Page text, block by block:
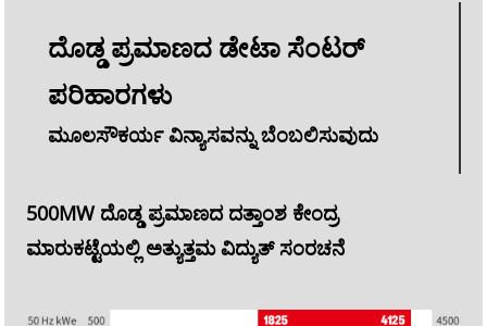
ದೊಡ್ಡ ಪ್ರಮಾಣದ ಡೇಟಾ ಸೆಂಟರ್
ಪರಿಹಾರಗಳು
ಮೂಲಸೌಕರ್ಯ ವಿನ್ಯಾಸವನ್ನು ಬೆಂಬಲಿಸುವುದು
500MW ದೊಡ್ಡ ಪ್ರಮಾಣದ ದತ್ತಾಂಶ ಕೇಂದ್ರ
ಮಾರುಕಟ್ಟೆಯಲ್ಲಿ ಅತ್ಯುತ್ತಮ ವಿದ್ಯುತ್ ಸಂರಚನೆ